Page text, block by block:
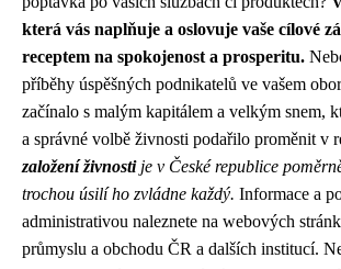
která vás naplňuje a oslovuje vaše cílové
receptem na spokojenost a prosperitu.
příběhy úspěšných podnikatelů ve vašem
začínalo s malým kapitálem a velkým snem,
a správné volbě živnosti podařilo proměnit v
založení živnostije v České republice
trochou úsilí ho zvládne každý. Informace a
administrativou naleznete na webových
průmyslu a obchodu ČR a dalších institucí.